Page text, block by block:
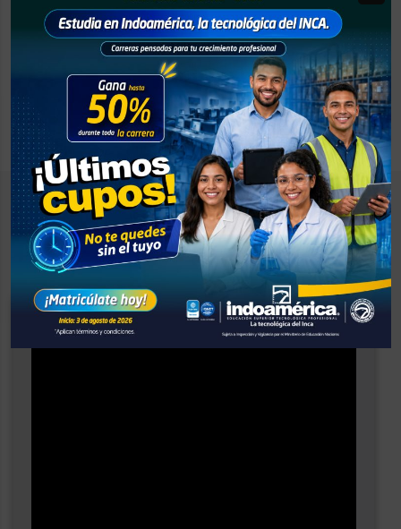
Conoce nuestros
escenarios de
aprendizaje